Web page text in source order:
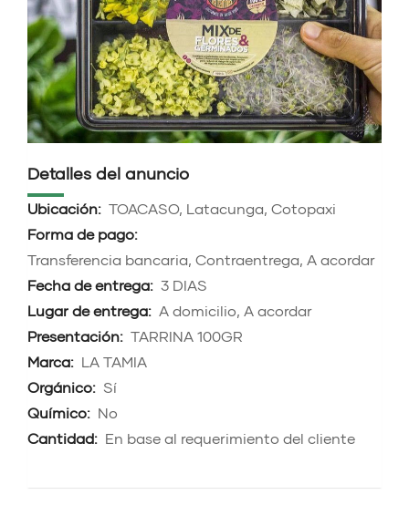
Detalles del anuncio
Ubicación: TOACASO, Latacunga, Cotopaxi
Forma de pago:
Transferencia bancaria, Contraentrega, A acordar
Fecha de entrega: 3 DIAS
Lugar de entrega: A domicilio, A acordar
Presentación: TARRINA 100GR
Marca: LA TAMIA
Orgánico: Sí
Químico: No
Cantidad: En base al requerimiento del cliente